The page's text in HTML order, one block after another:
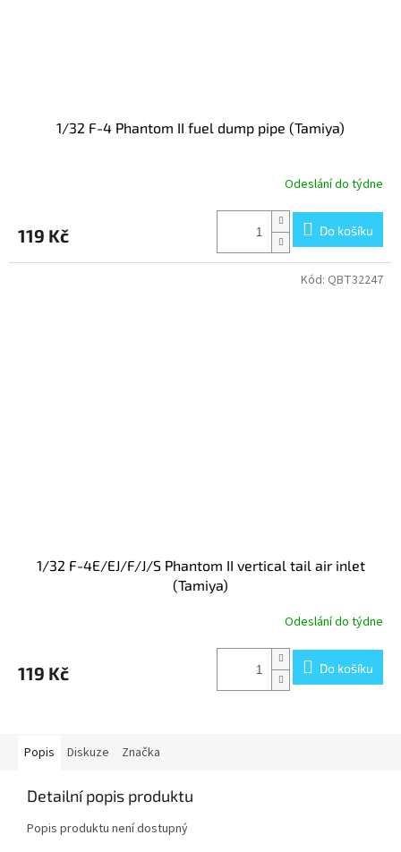
1/32 F-4 Phantom II fuel dump pipe (Tamiya)
Odeslání do týdne
119 Kč Do košíku
1/32 F-4E/EJ/F/J/S Phantom II vertical tail air inlet
(Tamiya)
Odeslání do týdne
119 Kč Do košíku
Kód: QBT32247
Popis Diskuze Značka
Detailní popis produktu
Popis produktu není dostupný